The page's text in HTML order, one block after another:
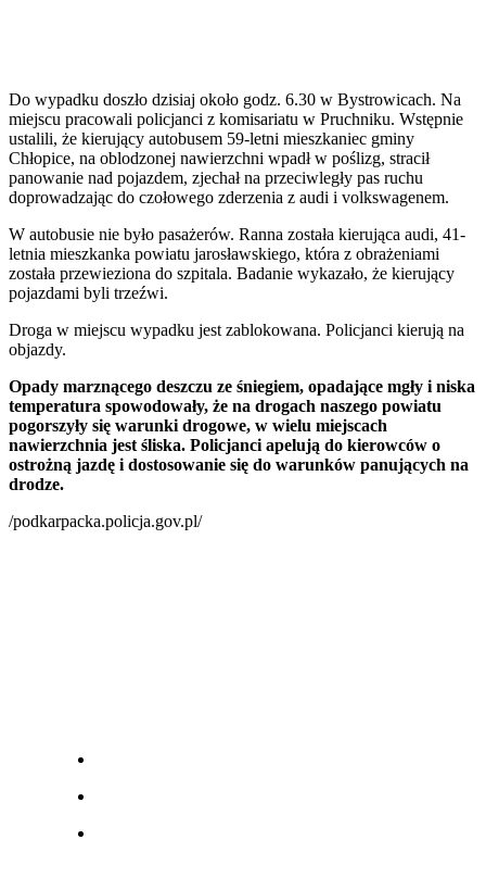
Do wypadku doszło dzisiaj około godz. 6.30 w Bystrowicach. Na
miejscu pracowali policjanci z komisariatu w Pruchniku. Wstępnie
ustalili, że kierujący autobusem 59-letni mieszkaniec gminy
Chłopice, na oblodzonej nawierzchni wpadł w poślizg, stracił
panowanie nad pojazdem, zjechał na przeciwległy pas ruchu
doprowadzając do czołowego zderzenia z audi i volkswagenem.
W autobusie nie było pasażerów. Ranna została kierująca audi, 41-
letnia mieszkanka powiatu jarosławskiego, która z obrażeniami
została przewieziona do szpitala. Badanie wykazało, że kierujący
pojazdami byli trzeźwi.
Droga w miejscu wypadku jest zablokowana. Policjanci kierują na
objazdy.
Opady marznącego deszczu ze śniegiem, opadające mgły i niska
temperatura spowodowały, że na drogach naszego powiatu
pogorszyły się warunki drogowe, w wielu miejscach
nawierzchnia jest śliska. Policjanci apelują do kierowców o
ostrożną jazdę i dostosowanie się do warunków panujących na
drodze.
/podkarpacka.policja.gov.pl/